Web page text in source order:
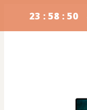
23 : 58 : 50